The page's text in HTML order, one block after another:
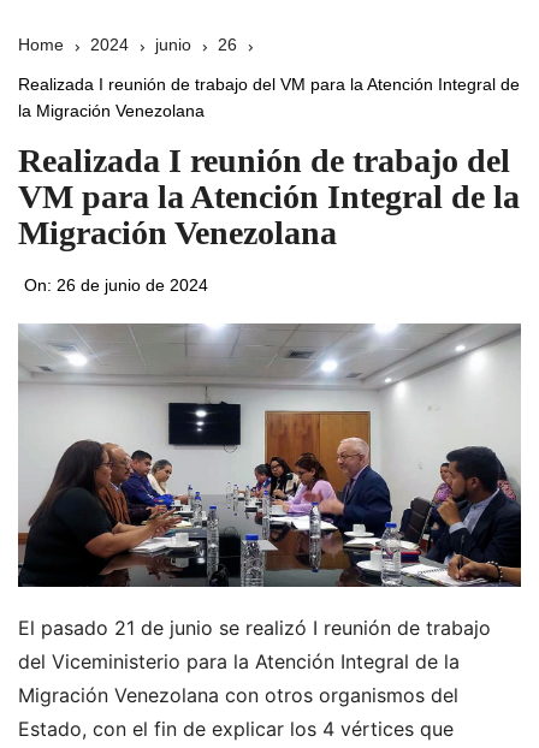
Home 2024 junio 26
Realizada I reunión de trabajo del VM para la Atención Integral de
la Migración Venezolana
Realizada I reunión de trabajo del
VM para la Atención Integral de la
Migración Venezolana
On: 26 de junio de 2024
El pasado 21 de junio se realizó I reunión de trabajo
del Viceministerio para la Atención Integral de la
Migración Venezolana con otros organismos del
Estado, con el fin de explicar los 4 vértices que